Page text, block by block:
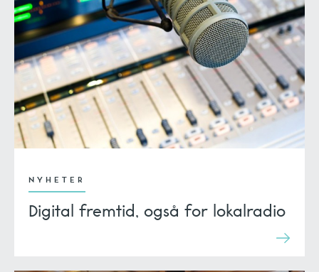
NYHETER
Digital fremtid, også for lokalradio